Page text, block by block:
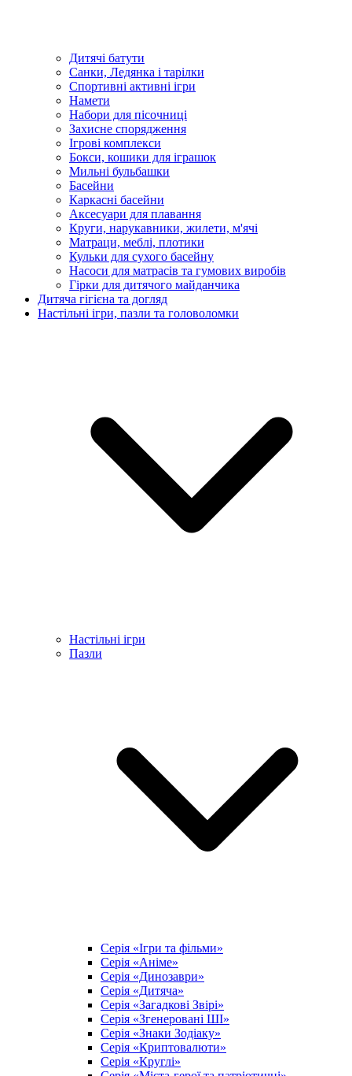
Дитячі батути
Санки, Ледянка і тарілки
Спортивні активні ігри
Намети
Набори для пісочниці
Захисне спорядження
Ігрові комплекси
Бокси, кошики для іграшок
Мильні бульбашки
Басейни
Каркасні басейни
Аксесуари для плавання
Круги, нарукавники, жилети, м'ячі
Матраци, меблі, плотики
Кульки для сухого басейну
Насоси для матрасів та гумових виробів
Гірки для дитячого майданчика
Дитяча гігієна та догляд
Настільні ігри, пазли та головоломки
Настільні ігри
Пазли
Серія «Ігри та фільми»
Серія «Аніме»
Серія «Динозаври»
Серія «Дитяча»
Серія «Загадкові Звірі»
Серія «Згенеровані ШІ»
Серія «Знаки Зодіаку»
Серія «Криптовалюти»
Серія «Круглі»